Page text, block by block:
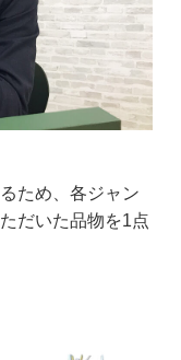
ため、各ジャン
だいた品物を1点